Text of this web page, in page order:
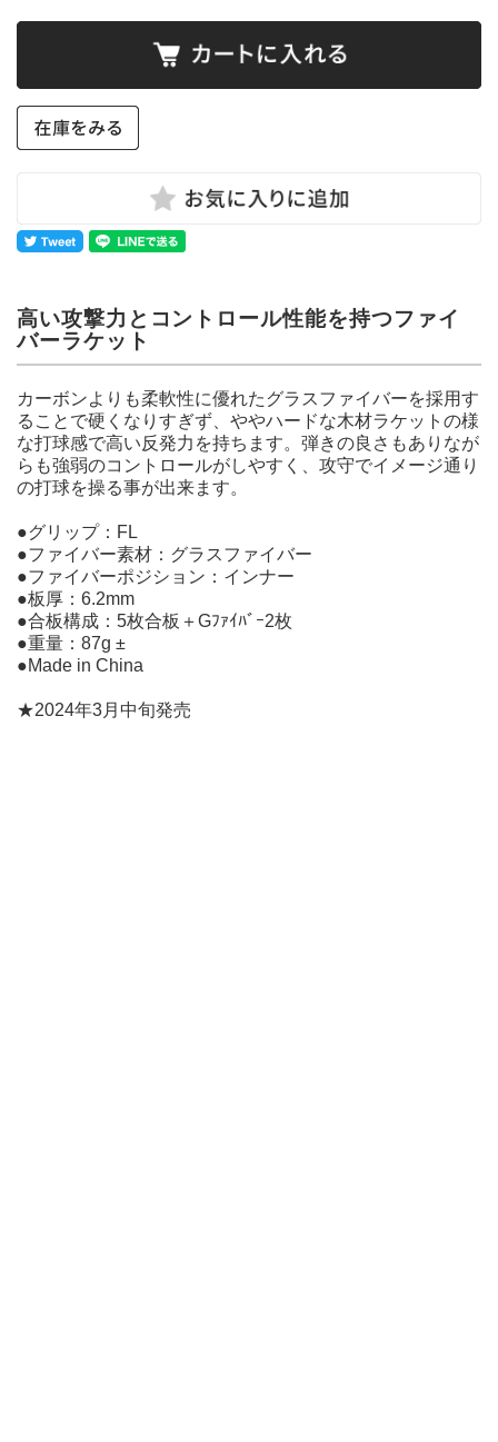
高い攻撃力とコントロール性能を持つファイ
バーラケット
カーボンよりも柔軟性に優れたグラスファイバーを採用す
ることで硬くなりすぎず、ややハードな木材ラケットの様
な打球感で高い反発力を持ちます。弾きの良さもありなが
らも強弱のコントロールがしやすく、攻守でイメージ通り
の打球を操る事が出来ます。
●グリップ：FL
●ファイバー素材：グラスファイバー
●ファイバーポジション：インナー
●板厚：6.2mm
●合板構成：5枚合板＋Gﾌｧｲﾊﾞｰ2枚
●重量：87g ±
●Made in China
★2024年3月中旬発売